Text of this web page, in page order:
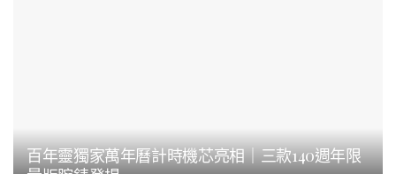
百年靈獨家萬年曆計時機芯亮相｜三款140週年限